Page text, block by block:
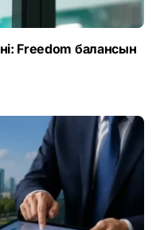
Freedom балансын